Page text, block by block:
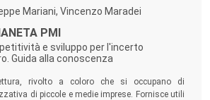
Mariani, Vincenzo Maradei
PMI
e sviluppo per l'incerto
Guida alla conoscenza
rivolto a coloro che si occupano di
di piccole e medie imprese. Fornisce utili